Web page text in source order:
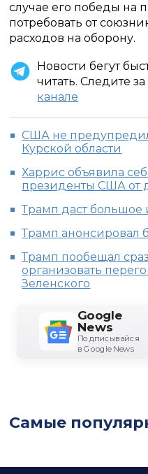
случае его победы на
потребовать от
расходов на оборону.
Новости бегут
читать. Следите
канале
США не
Курской области
Харрис объявила
президенты США от
Трамп даст большое
Трамп анонсировал
Трамп пообещал
организовать
Зеленского
Google
News
Подписывайся
в Google News
Самые